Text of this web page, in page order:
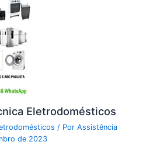
Eletrodomésticos
/ PorAssistência
de 2023